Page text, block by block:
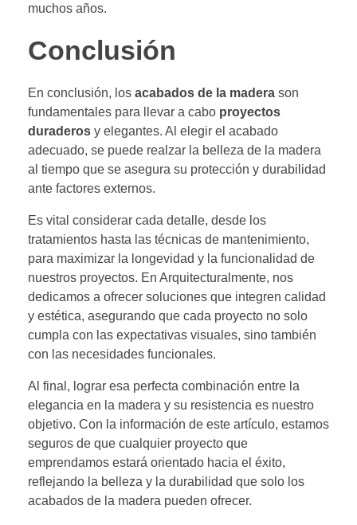
muchos años.
Conclusión
En conclusión, los acabados de la madera son
fundamentales para llevar a cabo proyectos
duraderos y elegantes. Al elegir el acabado
adecuado, se puede realzar la belleza de la madera
al tiempo que se asegura su protección y durabilidad
ante factores externos.
Es vital considerar cada detalle, desde los
tratamientos hasta las técnicas de mantenimiento,
para maximizar la longevidad y la funcionalidad de
nuestros proyectos. En Arquitecturalmente, nos
dedicamos a ofrecer soluciones que integren calidad
y estética, asegurando que cada proyecto no solo
cumpla con las expectativas visuales, sino también
con las necesidades funcionales.
Al final, lograr esa perfecta combinación entre la
elegancia en la madera y su resistencia es nuestro
objetivo. Con la información de este artículo, estamos
seguros de que cualquier proyecto que
emprendamos estará orientado hacia el éxito,
reflejando la belleza y la durabilidad que solo los
acabados de la madera pueden ofrecer.